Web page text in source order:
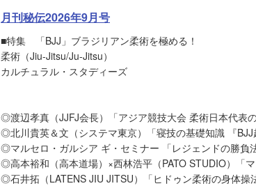
月刊秘伝2026年9月号
■特集 「BJJ」ブラジリアン柔術を極める！
柔術（Jiu-Jitsu/Ju-Jitsu）
カルチュラル・スタディーズ
◎渡辺孝真（JJFJ会長）「アジア競技大会 柔術日本代表の
◎北川貴英＆文（システマ東京）「寝技の基礎知識 『BJJ
◎マルセロ・ガルシア ギ・セミナー 「レジェンドの勝負
◎高本裕和（高本道場）×西林浩平（PATO STUDIO）「マ
◎石井拓（LATENS JIU JITSU）「ヒドゥン柔術の身体